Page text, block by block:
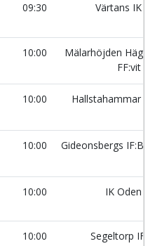
09:30 Värtans IK
10:00
Mälarhöjden
FF:vit
10:00 Hallstahammar
10:00 Gideonsbergs
10:00 IK Oden
10:00 Segeltorp